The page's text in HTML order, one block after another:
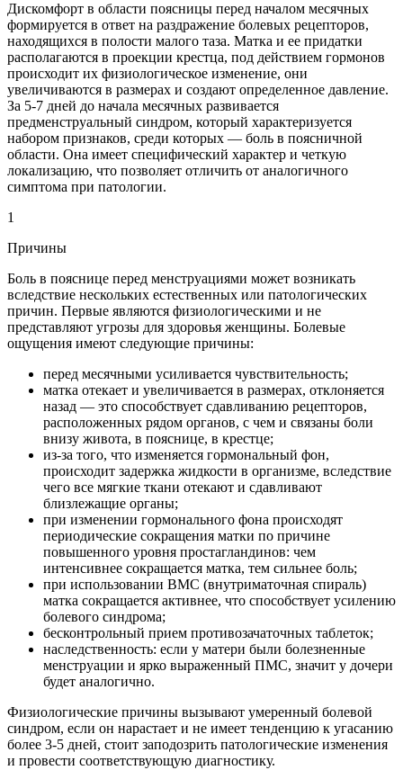
Дискомфорт в области поясницы перед началом месячных
формируется в ответ на раздражение болевых рецепторов,
находящихся в полости малого таза. Матка и ее придатки
располагаются в проекции крестца, под действием гормонов
происходит их физиологическое изменение, они
увеличиваются в размерах и создают определенное давление.
За 5-7 дней до начала месячных развивается
предменструальный синдром, который характеризуется
набором признаков, среди которых — боль в поясничной
области. Она имеет специфический характер и четкую
локализацию, что позволяет отличить от аналогичного
симптома при патологии.
1
Причины
Боль в пояснице перед менструациями может возникать
вследствие нескольких естественных или патологических
причин. Первые являются физиологическими и не
представляют угрозы для здоровья женщины. Болевые
ощущения имеют следующие причины:
перед месячными усиливается чувствительность;
матка отекает и увеличивается в размерах, отклоняется
назад — это способствует сдавливанию рецепторов,
расположенных рядом органов, с чем и связаны боли
внизу живота, в пояснице, в крестце;
из-за того, что изменяется гормональный фон,
происходит задержка жидкости в организме, вследствие
чего все мягкие ткани отекают и сдавливают
близлежащие органы;
при изменении гормонального фона происходят
периодические сокращения матки по причине
повышенного уровня простагландинов: чем
интенсивнее сокращается матка, тем сильнее боль;
при использовании ВМС (внутриматочная спираль)
матка сокращается активнее, что способствует усилению
болевого синдрома;
бесконтрольный прием противозачаточных таблеток;
наследственность: если у матери были болезненные
менструации и ярко выраженный ПМС, значит у дочери
будет аналогично.
Физиологические причины вызывают умеренный болевой
синдром, если он нарастает и не имеет тенденцию к угасанию
более 3-5 дней, стоит заподозрить патологические изменения
и провести соответствующую диагностику.